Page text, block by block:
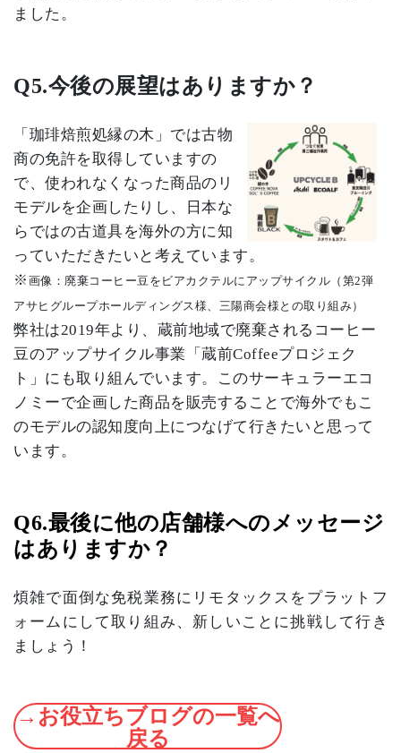
ました。
Q5.今後の展望はありますか？
「珈琲焙煎処縁の木」では古物
商の免許を取得していますの
で、使われなくなった商品のリ
モデルを企画したりし、日本な
らではの古道具を海外の方に知
っていただきたいと考えています。
※ 画像：廃棄コーヒー豆をビアカクテルにアップサイクル（第2弾
アサヒグループホールディングス様、三陽商会様との取り組み）
弊社は2019年より、蔵前地域で廃棄されるコーヒー
豆のアップサイクル事業「蔵前Coffeeプロジェク
ト」にも取り組んでいます。このサーキュラーエコ
ノミーで企画した商品を販売することで海外でもこ
のモデルの認知度向上につなげて行きたいと思って
います。
Q6.最後に他の店舗様へのメッセージ
はありますか？
煩雑で面倒な免税業務にリモタックスをプラットフ
ォームにして取り組み、新しいことに挑戦して行き
ましょう！
→お役立ちブログの一覧へ
戻る